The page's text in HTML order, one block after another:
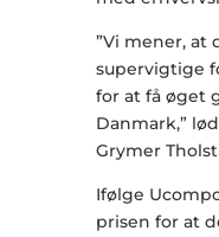
”Vi mener, at
supervigtige
for at få øget
Danmark,”
Grymer
Ifølge
prisen for at